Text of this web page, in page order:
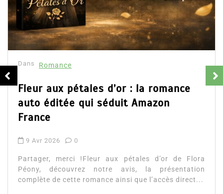
Dans Romance
Fleur aux pétales d’or : la romance
auto éditée qui séduit Amazon
France
9 Avr 2026 0
Partager, merci !Fleur aux pétales d’or de Flora
Péony, découvrez notre avis, la présentation
complète de cette romance ainsi que l’accès direct...